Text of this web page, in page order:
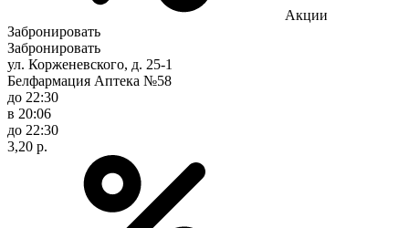
Акции
Забронировать
Забронировать
ул. Корженевского, д. 25-1
Белфармация Аптека №58
до 22:30
в 20:06
до 22:30
3,20 р.